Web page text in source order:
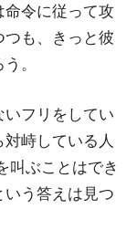
命令に従って攻
も、きっと彼
。
フリをしてい
峙している人
叫ぶことはでき
う答えは見つ